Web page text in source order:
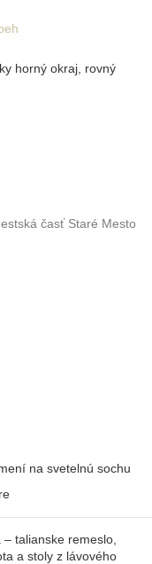
časť Staré Mesto
na svetelnú sochu
– talianske remeslo,
a stoly z lávového